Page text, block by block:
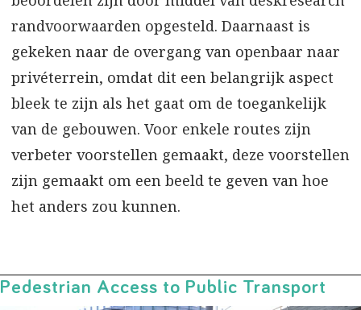
randvoorwaarden opgesteld. Daarnaast is
gekeken naar de overgang van openbaar naar
privéterrein, omdat dit een belangrijk aspect
bleek te zijn als het gaat om de toegankelijk
van de gebouwen. Voor enkele routes zijn
verbeter voorstellen gemaakt, deze voorstellen
zijn gemaakt om een beeld te geven van hoe
het anders zou kunnen.
Pedestrian Access to Public Transport